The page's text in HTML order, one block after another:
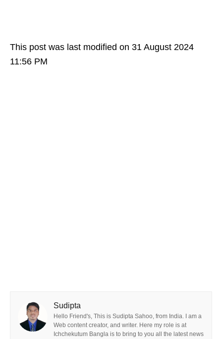
This post was last modified on 31 August 2024
11:56 PM
Sudipta
Hello Friend's, This is Sudipta Sahoo, from India. I am a
Web content creator, and writer. Here my role is at
Ichchekutum Bangla is to bring to you all the latest news